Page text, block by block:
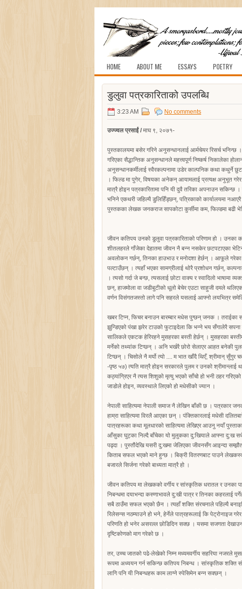
HOME ABOUT ME ESSAYS POETRY
डुलुवा पत्रकारिताको उपलब्धि
3:23 AM No comments
उज्ज्वल प्रसाईं / माघ ९, २०७१-
पुस्तकालयमा बसेर गरिने अनुसन्धानलाई आर्मचेयर रिसर्च भनिन्छ
गरिएका सैद्धान्तिक अनुसन्धानले महत्त्वपूर्ण निष्कर्ष निकालेका
अनुसन्धानकर्मीलाई स्वैरकल्पनामा उडेर काल्पनिक कथा कथुर्ने
। फिल्ड मा पुगेर, विषयका अनेकन् आयामलाई प्रत्यक्ष अनुभूत
मात्रै होइन पत्रकारितामा पनि यी दुवै तरिका अपनाउन सकिन्छ
भनिने एकथरी जहिल्यै डुलिहिँड्छन्, पत्रिकाको कार्यालयमा
पुस्तकका लेखक जनकराज सापकोटा कुर्सीमा कम, फिल्डमा बढी
जीवन कतिपय उनको डुलुवा पत्रकारिताको परिणाम हो ।
शीतलहरले गाँजेका देहातमा जीवन नै बन्न नसकेर छटपटाएका
अवलोकन गर्छन्, तिनका हाउभाउ र मनोदशा हेर्छन् । आफूले गरेका
पल्टाउँछन् । त्यहाँ भएका सामग्रीलाई थोरै प्रशोधन गर्छन्,
। त्यसो गर्दा जे बन्छ, त्यसलाई छोटा वाक्य र स्वादिलो
छन्, हाजमोला वा जडीबुटीको धूलो बेचेर एउटा साहुजी दमले
वर्णन विसंगतजस्तो लागे पनि सहरले यसलाई आफ्नो लयभित्र
खबर टिप्न, फिचर बनाउन बारम्बार मधेस पुग्छन् जनक ।
झुन्डिएको पंखा झरेर टाउको फुटाइदेला कि भन्ने भय सँगालेरै
सालिकले एकटक हेरिरहने मुसहरका बस्ती हेर्छन् । मुसहरका
मर्नेको तथ्यांक टिप्छन् । अनि भर्खरै छोरो सेलाएर आहत बनेकी
टिप्छन् । चिसोले नै मर्यो त्यो .... म भात खाँदै थिएँ, श्रीमान्
-पृष्ठ ५७) त्यति मात्रै होइन सरकारले पुलम र उनको श्रीमान्लाई
कठ्यांगि्रएर नै त्यस शिशुको मृत्यु भएको साँचो हो भनी ठहर
जाडोले होइन, व्यवस्थाले लिएको हो मधेसीको ज्यान ।
नेपाली साहित्यमा नेपाली समाज नै लेखिन बाँकी छ । पत्रकार
हाम्रा साहित्यमा विरलै आएका छन् । पंक्तिकारलाई मधेसी
पात्रहरूका कथा मूलधारको साहित्यमा लेखिएर आउनु नयाँ
आँसुका घुट्का निल्दै बाँचेका यो मुलुकका दु:खियाले आफ्ना दु:ख
पढ्दा । पुस्तौंदेखि यसरी दु:खमा जेलिएका जीवनसँग आइन्दा
किताब सफल भएको माने हुन्छ । बिक्री वितरणबाट पाउने
बजारले सिर्जना गरेको बाध्यता मात्रै हो ।
जीवन कतिपय मा लेखकको वर्गीय र सांस्कृतिक धरातल र उनका
निबन्धमा दयाभन्दा करुणाभावले दु:खी पात्र र तिनका
सबै ठाउँमा सफल भएको छैन । त्यहाँ शक्ति संरचनाले पहिल्यै
रिलेसन्स नठम्याउने हो भने, हेर्नेले पात्रहरूलाई कि पेट्रोनाइज
परिणति हो भनेर असरल्ल छोडिदिन सक्छ । यसमा सजगता
दृष्टिकोणको माग गरेको छ ।
तर, उच्च जातको पढे-लेखेको निम्न मध्यमवर्गीय सहरिया नजरले
रूपमा अध्ययन गर्न सकिन्छ कतिपय निबन्ध । सांस्कृतिक शक्ति
लागि पनि यी निबन्धहरू काम लाग्ने स्पेसिमेन बन्न सक्छन् ।